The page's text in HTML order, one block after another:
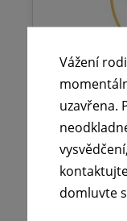
volna na
Vážení
uzavřena.
domluvte